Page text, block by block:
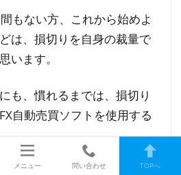
もない方、これから始めよ
は、損切りを自身の裁量で
います。
も、慣れるまでは、損切り
自動売買ソフトを使用する
メニュー 問い合わせ TOPへ